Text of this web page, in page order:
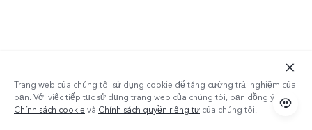
Trang web của chúng tôi sử dụng cookie để tăng cường trải nghiệm của
bạn. Với việc tiếp tục sử dụng trang web của chúng tôi, bạn đồng ý với
Chính sách cookie và Chính sách quyền riêng tư của chúng tôi.